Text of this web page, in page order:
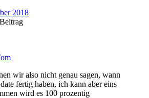
2018
wir also nicht genau sagen, wann
fertig haben, ich kann aber eins
wird es 100 prozentig